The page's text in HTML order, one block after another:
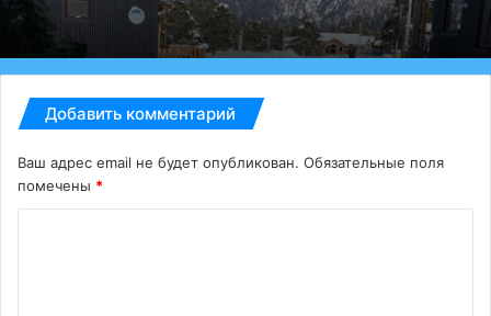
Добавить комментарий
Ваш адрес email не будет опубликован. Обязательные поля
помечены *